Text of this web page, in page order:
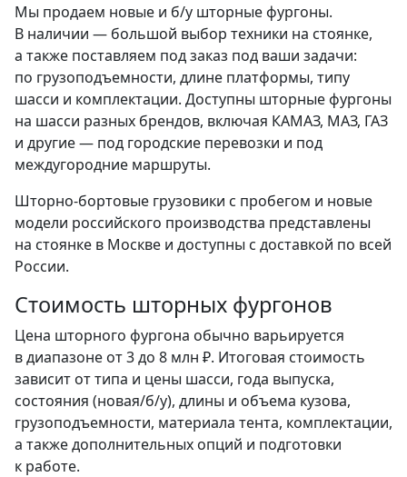
Мы продаем новые и б/у шторные фургоны.
В наличии — большой выбор техники на стоянке,
а также поставляем под заказ под ваши задачи:
по грузоподъемности, длине платформы, типу
шасси и комплектации. Доступны шторные фургоны
на шасси разных брендов, включая КАМАЗ, МАЗ, ГАЗ
и другие — под городские перевозки и под
междугородние маршруты.
Шторно-бортовые грузовики с пробегом и новые
модели российского производства представлены
на стоянке в Москве и доступны с доставкой по всей
России.
Стоимость шторных фургонов
Цена шторного фургона обычно варьируется
в диапазоне от 3 до 8 млн ₽. Итоговая стоимость
зависит от типа и цены шасси, года выпуска,
состояния (новая/б/у), длины и объема кузова,
грузоподъемности, материала тента, комплектации,
а также дополнительных опций и подготовки
к работе.